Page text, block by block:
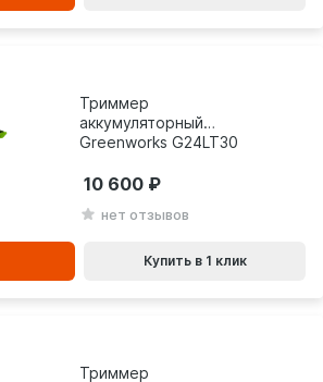
Триммер
аккумуляторный
Greenworks G24LT30
нет отзывов
10 600
Купить в 1 клик
Триммер